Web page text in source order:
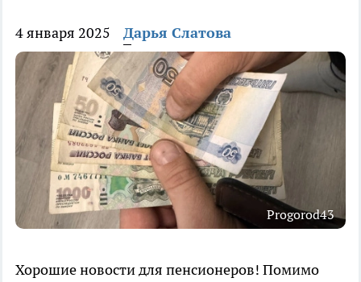
4 января 2025 Дарья Слатова
Progorod43
Хорошие новости для пенсионеров! Помимо